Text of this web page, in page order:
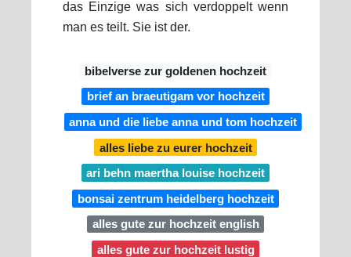
das Einzige was sich verdoppelt wenn
man es teilt. Sie ist der.
bibelverse zur goldenen hochzeit
brief an braeutigam vor hochzeit
anna und die liebe anna und tom hochzeit
alles liebe zu eurer hochzeit
ari behn maertha louise hochzeit
bonsai zentrum heidelberg hochzeit
alles gute zur hochzeit english
alles gute zur hochzeit lustig